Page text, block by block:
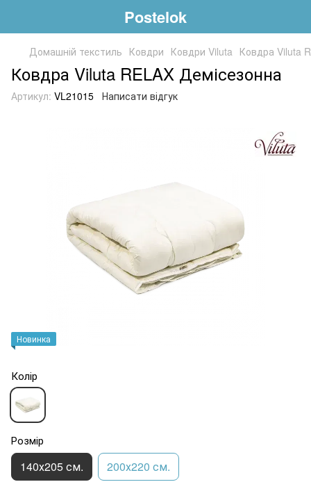
Postelok
Домашній текстиль Ковдри Ковдри Viluta Ковдра Viluta
Ковдра Viluta RELAX Демісезонна
Артикул: VL21015 Написати відгук
Новинка
Колір
Розмір
140х205 см. 200х220 см.